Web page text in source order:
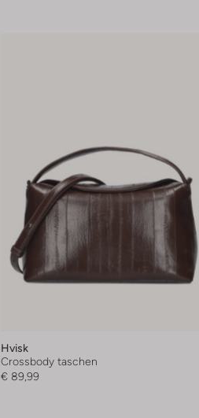
Hvisk
Crossbody taschen
€ 89,99